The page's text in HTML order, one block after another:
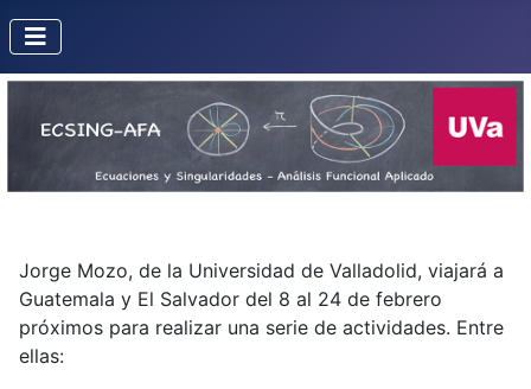
Jorge Mozo, de la Universidad de Valladolid, viajará a
Guatemala y El Salvador del 8 al 24 de febrero
próximos para realizar una serie de actividades. Entre
ellas: